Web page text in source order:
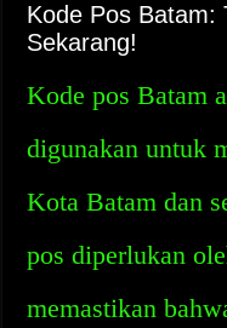
Kode Pos Batam:
Sekarang!
Kode pos Batam
digunakan untuk
Kota Batam dan
pos diperlukan
memastikan